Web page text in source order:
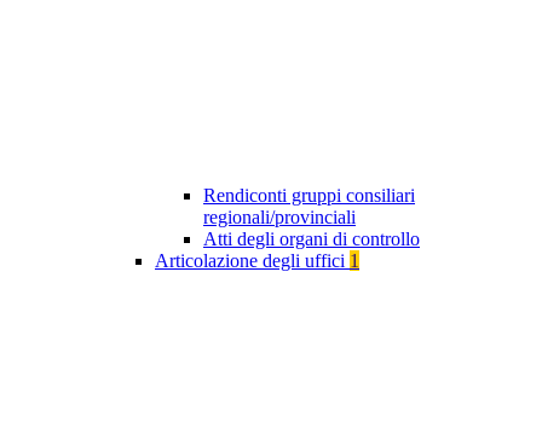
Rendiconti gruppi consiliari
regionali/provinciali
Atti degli organi di controllo
Articolazione degli uffici 1